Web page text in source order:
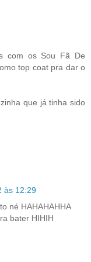
com os Sou Fã De
top coat pra dar o
que já tinha sido
às 12:29
né HAHAHAHHA
bater HIHIH